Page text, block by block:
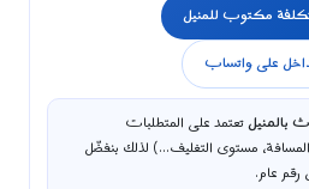
مكتوب للمنيل
على واتساب
بالمنيلتعتمد على المتطلبات
مستوى التغليف…) لذلك بنفضّل
عام.